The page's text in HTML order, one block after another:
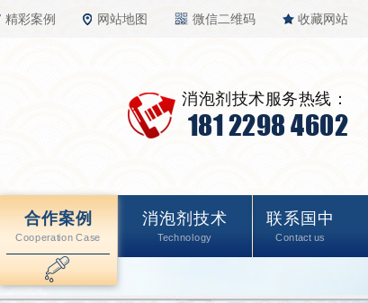
精彩案例 网站地图 微信二维码 收藏网站
消泡剂技术服务热线：
181 2298 4602
合作案例
Cooperation Case
消泡剂技术
Technology
联系国中
Contact us